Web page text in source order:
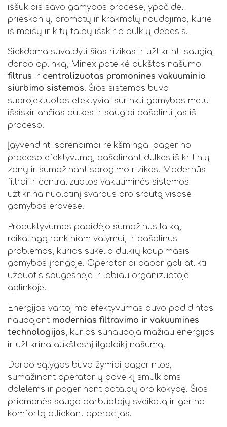
iššūkiais savo gamybos procese, ypač dėl
prieskonių, aromatų ir krakmolų naudojimo, kurie
iš maišų ir kitų talpų išskiria dulkių debesis.
Siekdama suvaldyti šias rizikas ir užtikrinti saugią
darbo aplinką, Minex pateikė aukštos našumo
filtrus ir centralizuotas pramonines vakuuminio
siurbimo sistemas. Šios sistemos buvo
suprojektuotos efektyviai surinkti gamybos metu
išsiskiriančias dulkes ir saugiai pašalinti jas iš
proceso.
Įgyvendinti sprendimai reikšmingai pagerino
proceso efektyvumą, pašalinant dulkes iš kritinių
zonų ir sumažinant sprogimo rizikas. Modernūs
filtrai ir centralizuotos vakuuminės sistemos
užtikrina nuolatinį švaraus oro srautą visose
gamybos erdvėse.
Produktyvumas padidėjo sumažinus laiką,
reikalingą rankiniam valymui, ir pašalinus
problemas, kurias sukelia dulkių kaupimasis
gamybos įrangoje. Operatoriai dabar gali atlikti
užduotis saugesnėje ir labiau organizuotoje
aplinkoje.
Energijos vartojimo efektyvumas buvo padidintas
naudojant modernias filtravimo ir vakuumines
technologijas, kurios sunaudoja mažiau energijos
ir užtikrina aukštesnį ilgalaikį našumą.
Darbo sąlygos buvo žymiai pagerintos,
sumažinant operatorių poveikį smulkioms
dalelėms ir pagerinant patalpų oro kokybę. Šios
priemonės saugo darbuotojų sveikatą ir gerina
komfortą atliekant operacijas.